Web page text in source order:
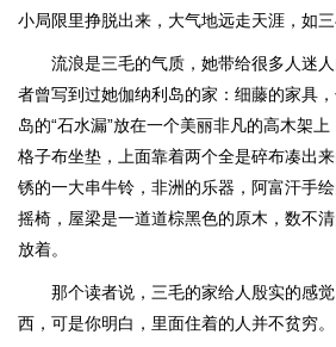
小局限里挣脱出来，大气地远走天涯，如三
流浪是三毛的气质，她带给很多人迷
者曾写到过她伽纳利岛的家：细藤的家具
岛的“石水漏”放在一个美丽非凡的高木架
格子布坐垫，上面靠着两个全是碎布凑出
锈的一大串牛铃，非洲的乐器，阿富汗手
摇椅，屋梁是一道道棕黑色的原木，数不
放着。
那个读者说，三毛的家给人殷实的感
西，可是你明白，里面住着的人并不贫穷。